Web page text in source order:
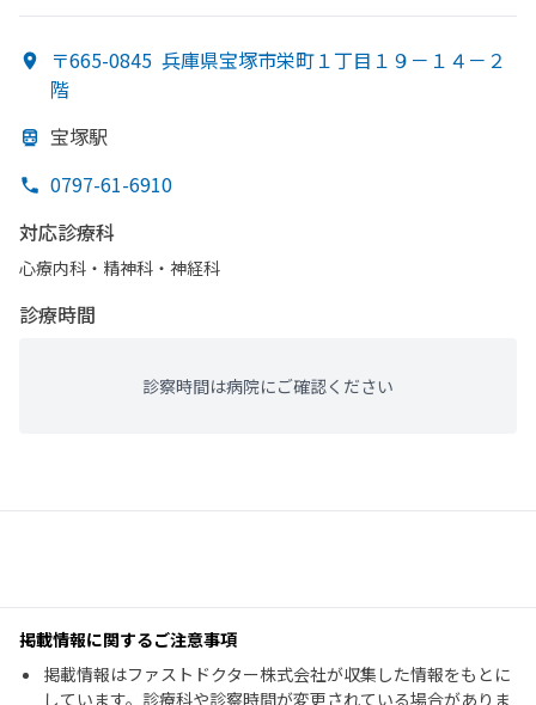
〒665-0845 兵庫県宝塚市栄町１丁目１９－１４－２
階
宝塚駅
0797-61-6910
対応診療科
心療内科・​精神科・神経科
診療時間
診察時間は病院にご確認ください
掲載情報に関するご注意事項
掲載情報はファストドクター株式会社が収集した情報をもとに
しています。診療科や診察時間が変更されている場合がありま